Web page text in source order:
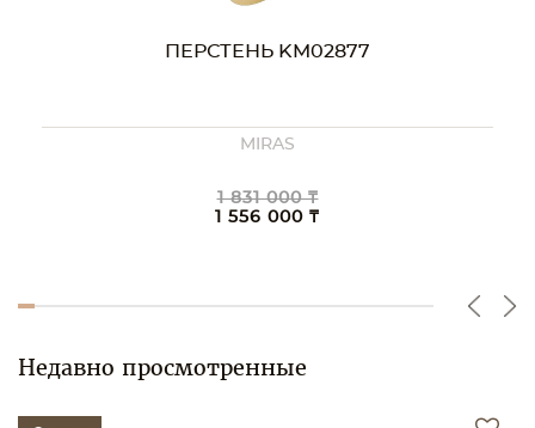
ПЕРСТЕНЬ KM02877
MIRAS
1 831 000 ₸
1 556 000 ₸
Недавно просмотренные